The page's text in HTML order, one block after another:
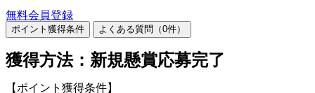
無料会員登録
ポイント獲得条件 よくある質問（0件）
獲得方法：新規懸賞応募完了
【ポイント獲得条件】